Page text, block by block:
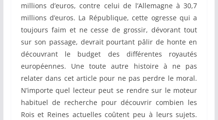
millions d’euros, contre celui de l’Allemagne à 30,7
millions d’euros. La République, cette ogresse qui a
toujours faim et ne cesse de grossir, dévorant tout
sur son passage, devrait pourtant pâlir de honte en
découvrant le budget des différentes royautés
européennes. Une toute autre histoire à ne pas
relater dans cet article pour ne pas perdre le moral.
N’importe quel lecteur peut se rendre sur le moteur
habituel de recherche pour découvrir combien les
Rois et Reines actuelles coûtent peu à leurs sujets.